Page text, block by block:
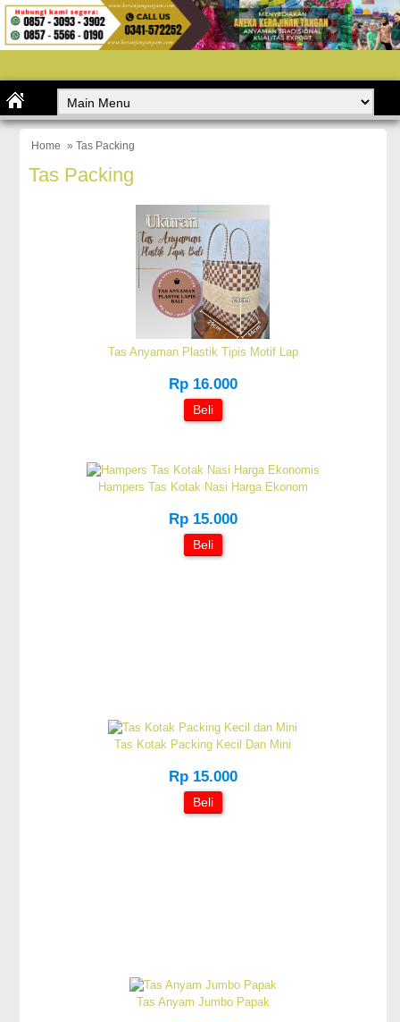
Home » Tas Packing
Tas Packing
Tas Anyaman Plastik Tipis Motif Lap
Rp 16.000
Beli
Hampers Tas Kotak Nasi Harga Ekonom
Rp 15.000
Beli
Tas Kotak Packing Kecil Dan Mini
Rp 15.000
Beli
Tas Anyam Jumbo Papak